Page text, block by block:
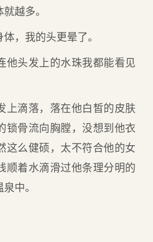
越多。
，我的头更晕了。
头发上的水珠我都能看见
滴落，落在他白皙的皮肤
锁骨流向胸膛，没想到他衣
这么健硕，太不符合他的女
顺着水滴滑过他条理分明的
中。